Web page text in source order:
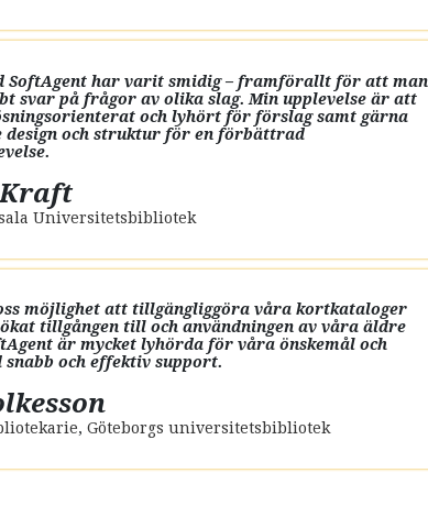
SoftAgent har varit smidig – framförallt för att man
svar på frågor av olika slag. Min upplevelse är att
och lyhört för förslag samt gärna
design och struktur för en förbättrad
Universitetsbibliotek
möjlighet att tillgängliggöra våra kortkataloger
tillgången till och användningen av våra äldre
är mycket lyhörda för våra önskemål och
och effektiv support.
, Göteborgs universitetsbibliotek